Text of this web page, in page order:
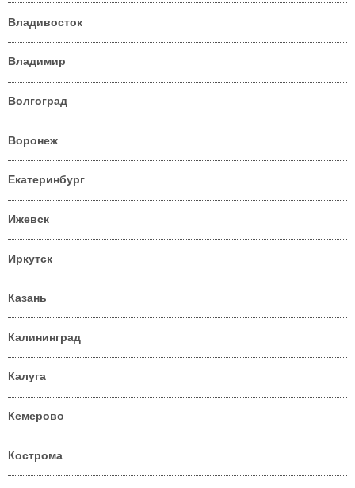
Владивосток
Владимир
Волгоград
Воронеж
Екатеринбург
Ижевск
Иркутск
Казань
Калининград
Калуга
Кемерово
Кострома